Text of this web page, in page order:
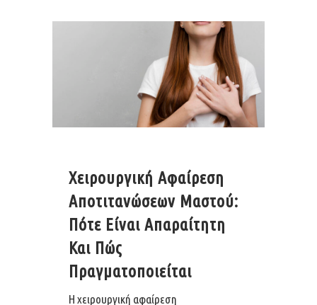
Χειρουργική Αφαίρεση
Αποτιτανώσεων Μαστού:
Πότε Είναι Απαραίτητη
Και Πώς
Πραγματοποιείται
Η χειρουργική αφαίρεση